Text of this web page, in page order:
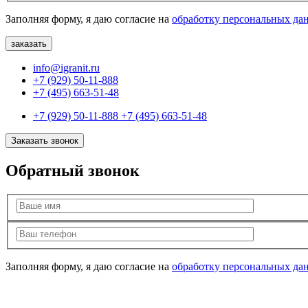
Заполняя форму, я даю согласие на обработку персональных
info@igranit.ru
+7 (929) 50-11-888
+7 (495) 663-51-48
+7 (929) 50-11-888 +7 (495) 663-51-48
Заказать звонок
Обратный звонок
Заполняя форму, я даю согласие на обработку персональных